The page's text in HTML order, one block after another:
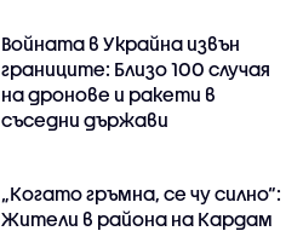
Войната в Украйна извън
границите: Близо 100 случая
на дронове и ракети в
съседни държави
„Когато гръмна, се чу силно“:
Жители в района на Кардам